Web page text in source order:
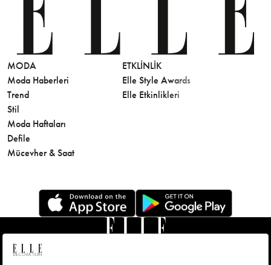
MODA
Moda Haberleri
Trend
Stil
Moda Haftaları
Defile
Mücevher & Saat
ETKLINLIK
Elle Style Awards
Elle Etkinlikleri